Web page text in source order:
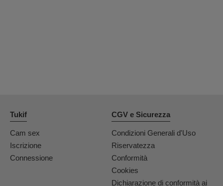
Tukif
Cam sex
Iscrizione
Connessione
CGV e Sicurezza
Condizioni Generali d'Uso
Riservatezza
Conformità
Cookies
Dichiarazione di conformità ai